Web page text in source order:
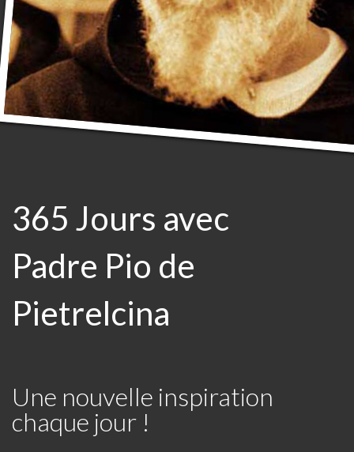
365 Jours avec
Padre Pio de
Pietrelcina
Une nouvelle inspiration
chaque jour !